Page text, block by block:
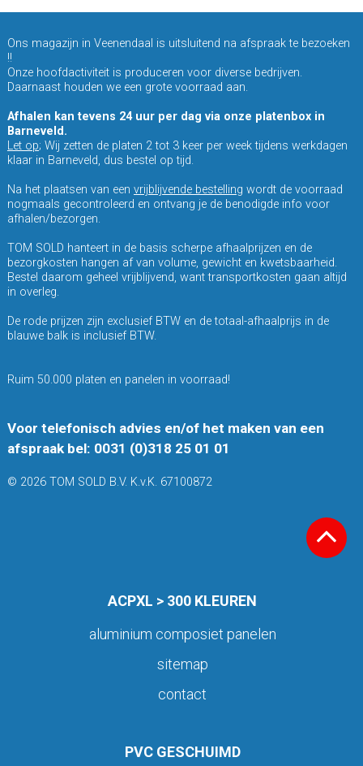
Ons magazijn in Veenendaal is uitsluitend na afspraak te bezoeken
!!
Onze hoofdactiviteit is produceren voor diverse bedrijven.
Daarnaast houden we een grote voorraad aan.
Afhalen kan tevens 24 uur per dag via onze platenbox in
Barneveld.
Let op; Wij zetten de platen 2 tot 3 keer per week tijdens werkdagen
klaar in Barneveld, dus bestel op tijd.
Na het plaatsen van een vrijblijvende bestelling wordt de voorraad
nogmaals gecontroleerd en ontvang je de benodigde info voor
afhalen/bezorgen.
TOM SOLD hanteert in de basis scherpe afhaalprijzen en de
bezorgkosten hangen af van volume, gewicht en kwetsbaarheid.
Bestel daarom geheel vrijblijvend, want transportkosten gaan altijd
in overleg.
De rode prijzen zijn exclusief BTW en de totaal-afhaalprijs in de
blauwe balk is inclusief BTW.
Ruim 50.000 platen en panelen in voorraad!
Voor telefonisch advies en/of het maken van een
afspraak bel: 0031 (0)318 25 01 01
© 2026 TOM SOLD B.V. K.v.K. 67100872
ACPXL > 300 KLEUREN
aluminium composiet panelen
sitemap
contact
PVC GESCHUIMD